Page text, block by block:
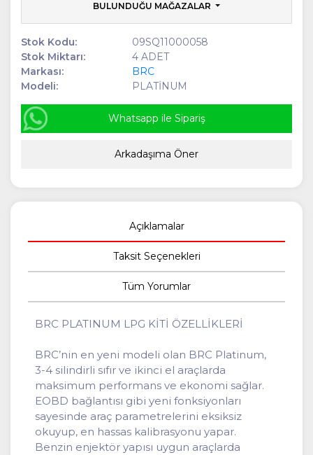
BULUNDUĞU MAĞAZALAR
Stok Kodu:
09SQ11000058
Stok Miktarı:
4 ADET
Markası:
BRC
Modeli:
PLATİNUM
Whatsapp ile Sipariş
Arkadaşıma Öner
Açıklamalar
Taksit Seçenekleri
Tüm Yorumlar
BRC PLATINUM LPG KİTİ ÖZELLİKLERİ
BRC’nin en yeni modeli olan BRC Platinum,
3-4 silindirli sıfır ve ikinci el araçlarda
maksimum performans ve ekonomi sağlar.
EOBD bağlantısı gibi yeni fonksiyonları
sayesinde araç parametrelerini eksiksiz
okuyup, en hassas kalibrasyonu yapar.
Benzin enjektör yapısı uygun araçlarda